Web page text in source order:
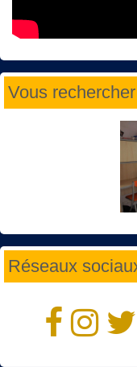
Vous
Réseaux